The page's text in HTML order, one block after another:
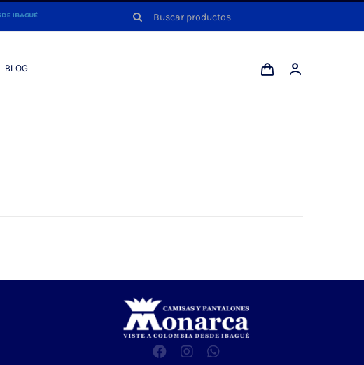
Buscar:
BLOG